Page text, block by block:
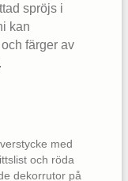
spröjs i
kan
färger av